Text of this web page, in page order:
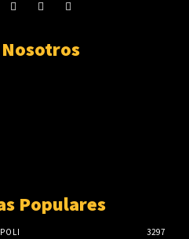
Populares
3297